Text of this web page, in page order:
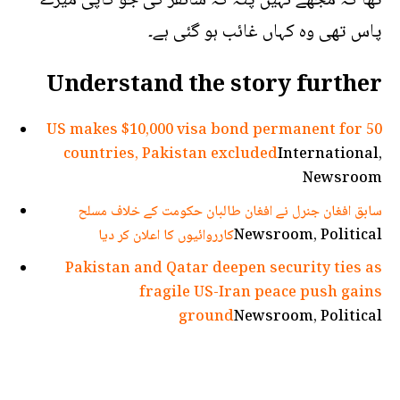
پاس تھی وہ کہاں غائب ہو گئی ہے۔
Understand the story further
US makes $10,000 visa bond permanent for 50
countries, Pakistan excludedInternational,
Newsroom
سابق افغان جنرل نے افغان طالبان حکومت کے خلاف مسلح
کارروائیوں کا اعلان کر دیاNewsroom, Political
Pakistan and Qatar deepen security ties as
fragile US-Iran peace push gains
groundNewsroom, Political